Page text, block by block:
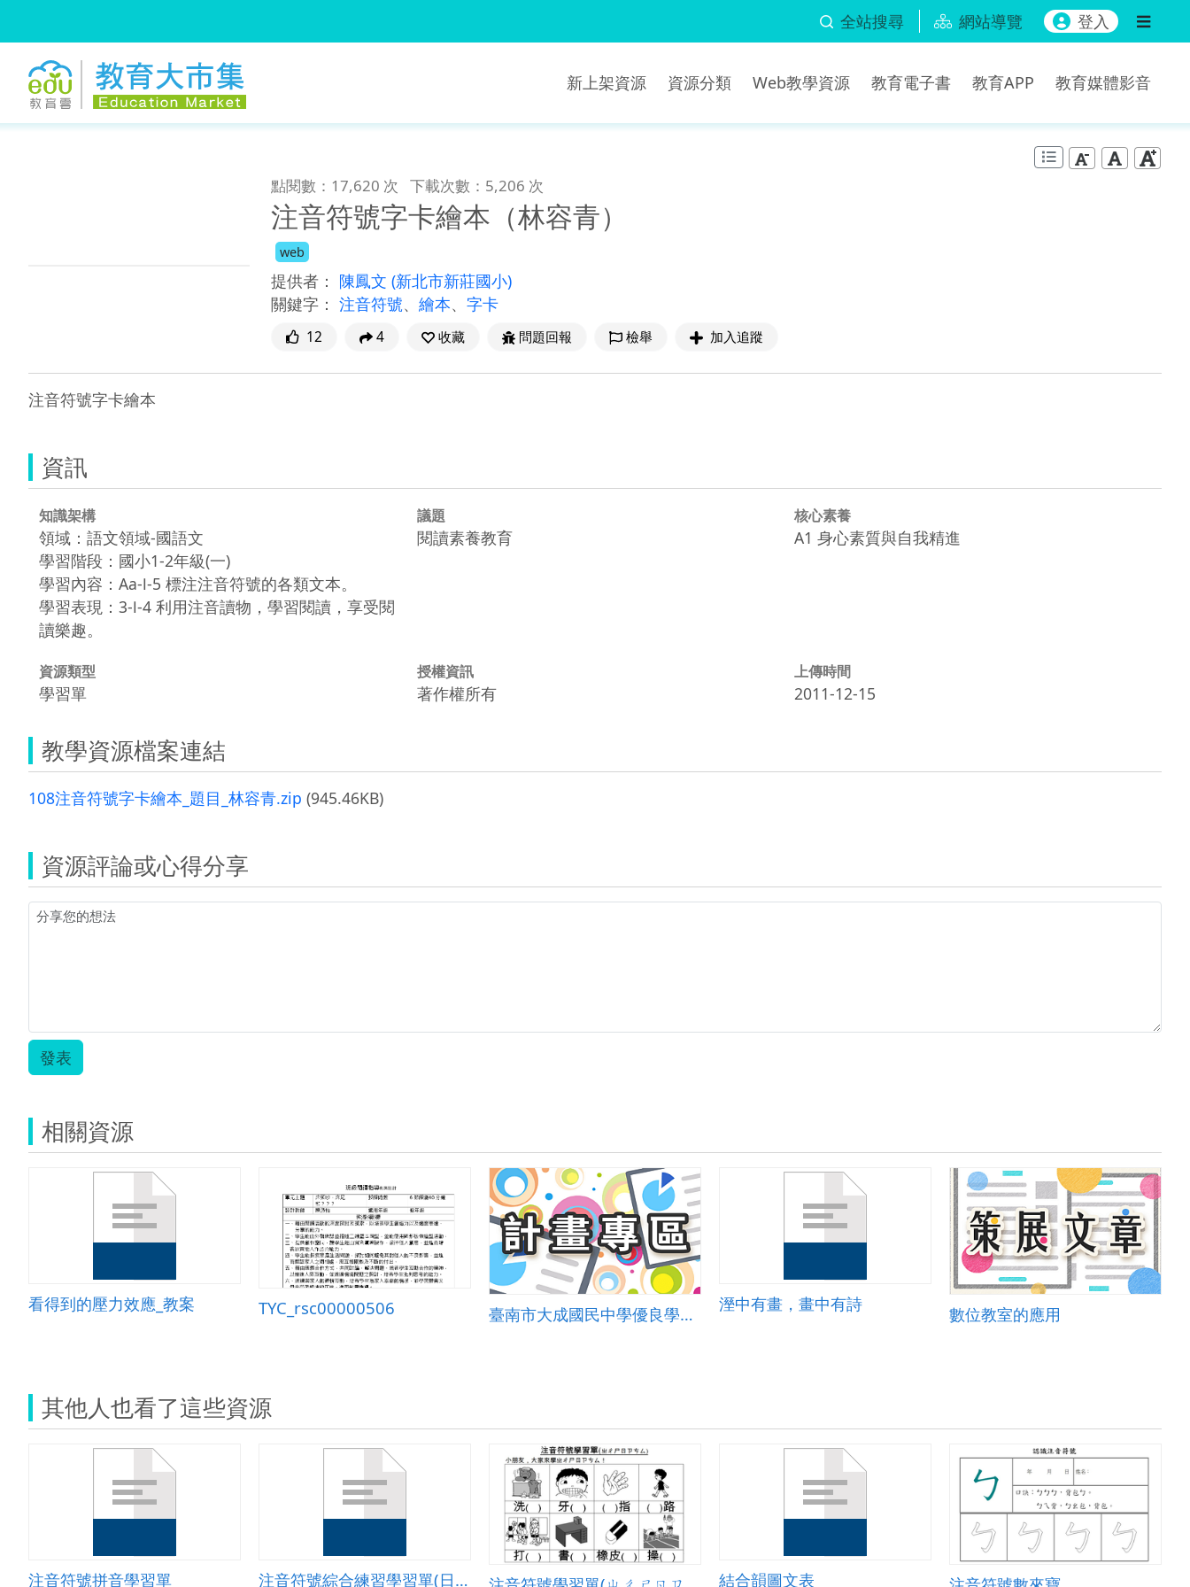
全站搜尋 網站導覽 登入
新上架資源 資源分類 Web教學資源 教育電子書 教育APP 教育媒體影音
點閱數：17,620 次 下載次數：5,206 次
注音符號字卡繪本（林容青）
web
提供者： 陳鳳文 (新北市新莊國小)
關鍵字： 注音符號、 繪本、 字卡
12 4 收藏 問題回報 檢舉 加入追蹤
注音符號字卡繪本
資訊
知識架構
領域：語文領域-國語文
學習階段：國小1-2年級(一)
學習內容：Aa-Ⅰ-5 標注注音符號的各類文本。
學習表現：3-Ⅰ-4 利用注音讀物，學習閱讀，享受閱
讀樂趣。
議題
閱讀素養教育
核心素養
A1 身心素質與自我精進
資源類型
學習單
授權資訊
著作權所有
上傳時間
2011-12-15
教學資源檔案連結
108注音符號字卡繪本_題目_林容青.zip (945.46KB)
資源評論或心得分享
發表
相關資源
看得到的壓力效應_教案 TYC_rsc00000506 臺南市大成國民中學優良學校選拔簡報
溼中有畫，畫中有詩
數位教室的應用
其他人也看了這些資源
注音符號拼音學習單 注音符號綜合練習學習單(日常用品) 結合韻圖文表